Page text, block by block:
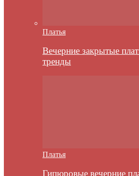
Платья
Вечерние закрытые
тренды
Платья
Гипюровые вечерние